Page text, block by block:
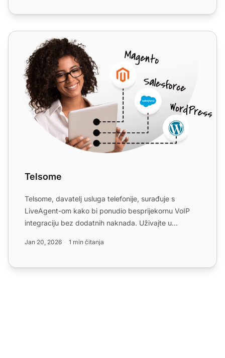
Telsome
Telsome
Telsome, davatelj usluga telefonije, surađuje s
LiveAgent-om kako bi ponudio besprijekornu VoIP
integraciju bez dodatnih naknada. Uživajte u
Jan 20, 2026 1 min čitanja